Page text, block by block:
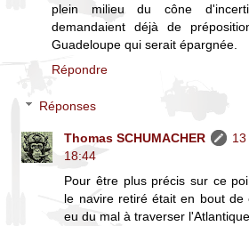
plein milieu du cône
demandaient déjà de
Guadeloupe qui serait épargnée.
Répondre
Réponses
Thomas SCHUMACHER
18:44
Pour être plus précis sur ce
le navire retiré était en bout de
eu du mal à traverser